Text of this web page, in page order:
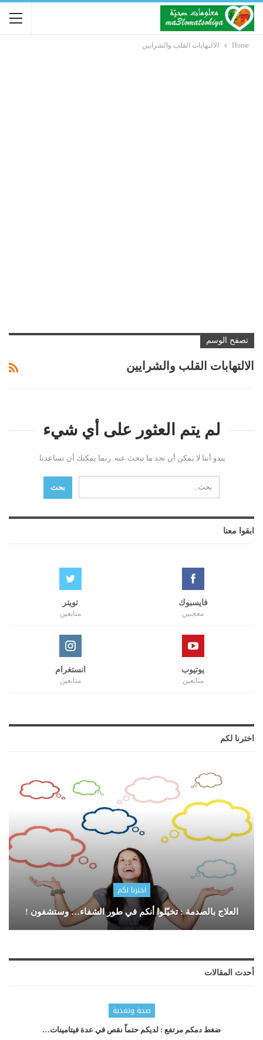
Home الالتهابات القلب والشرايين
تصفح الوسم
الالتهابات القلب والشرايين
لم يتم العثور على أي شيء
يبدو أننا لا يمكن أن نجد ما تبحث عنه. ربما يمكنك أن تساعدنا.
ابقوا معنا
فايسبوك
معجبين
تويتر
متابعين
يوتيوب
متابعين
انستغرام
متابعين
اخترنا لكم
اخترنا لكم
العلاج بالصدمة : تخيّلوا أنكم في طور الشفاء… وستشفون !
أحدث المقالات
صحة وتغذية
ضغط دمكم مرتفع : لديكم حتماّ نقص في عدة فيتامينات…